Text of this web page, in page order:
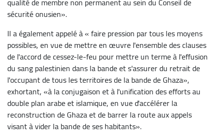
sécurité onusien».
Il a également appelé à « faire pression par tous les moyens
possibles, en vue de mettre en œuvre l'ensemble des clauses
de l'accord de cessez-le-feu pour mettre un terme à l'effusion
du sang palestinien dans la bande et s'assurer du retrait de
l'occupant de tous les territoires de la bande de Ghaza»,
exhortant, «à la conjugaison et à l'unification des efforts au
double plan arabe et islamique, en vue d'accélérer la
reconstruction de Ghaza et de barrer la route aux appels
visant à vider la bande de ses habitants».